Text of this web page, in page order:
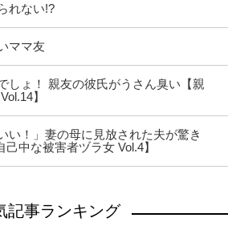
れない!?
ママ友
しょ！ 親友の彼氏がうさん臭い【親
】
い！」妻の母に見放された夫が驚き
中な被害者ヅラ女 Vol.4】
記事ランキング